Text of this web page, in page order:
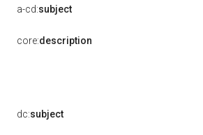
a-cd:subject
core:description
dc:subject